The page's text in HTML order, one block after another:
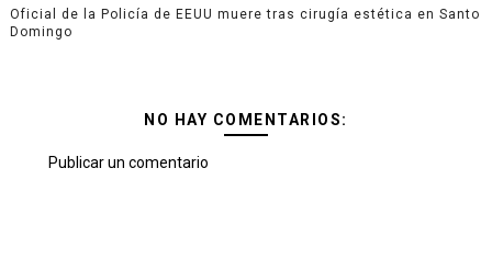
Oficial de la Policía de EEUU muere tras cirugía estética en Santo
Domingo
NO HAY COMENTARIOS:
Publicar un comentario